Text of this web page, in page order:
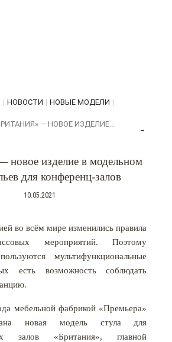
| НОВОСТИ | НОВЫЕ МОДЕЛИ |
— НОВОЕ ИЗДЕЛИЕ...
новое изделие в модельном
для конференц-залов
10.05.2021
во всём мире изменились правила
мероприятий. Поэтому
мультифункциональные
есть возможность соблюдать
мебельной фабрикой «Премьера»
новая модель стула для
залов «Британия», главной
→